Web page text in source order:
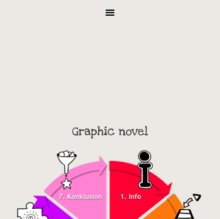
Graphic novel